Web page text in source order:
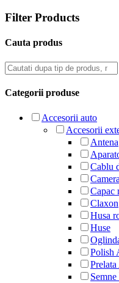
Filter Products
Cauta produs
Categorii produse
Accesorii auto
Accesorii
Antena
Cablu
Capac
Claxon
Husa
Huse
Polish